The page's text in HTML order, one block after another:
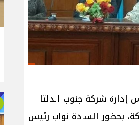
شركة جنوب الدلتا
بحضور السادة نواب رئيس